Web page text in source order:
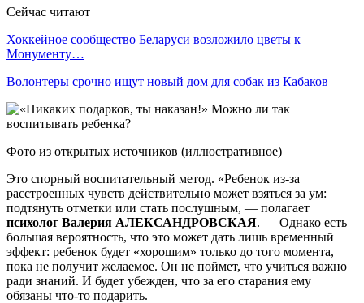
Сейчас читают
Хоккейное сообщество Беларуси возложило цветы к
Монументу…
Волонтеры срочно ищут новый дом для собак из Кабаков
Фото из открытых источников (иллюстративное)
Это спорный воспитательный метод. «Ребенок из-за
расстроенных чувств действительно может взяться за ум:
подтянуть отметки или стать послушным, — полагает
психолог Валерия АЛЕКСАНДРОВСКАЯ. — Однако есть
большая вероятность, что это может дать лишь временный
эффект: ребенок будет «хорошим» только до того момента,
пока не получит желаемое. Он не поймет, что учиться важно
ради знаний. И будет убежден, что за его старания ему
обязаны что-то подарить.